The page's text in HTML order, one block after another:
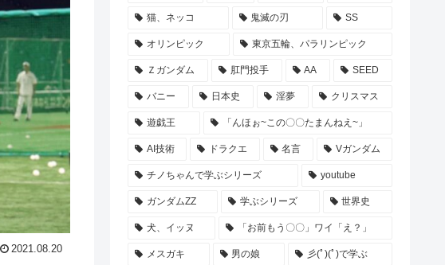
2021.08.20
猫、ネッコ 鬼滅の刃 SS
オリンピック 東京五輪、パラリンピック
Ｚガンダム 肛門投手 AA SEED
バニー 日本史 淫夢 クリスマス
遊戯王 「んほぉ~この〇〇たまんねえ~」
AI技術 ドラクエ 名言 Vガンダム
チノちゃんで学ぶシリーズ youtube
ガンダムZZ 学ぶシリーズ 世界史
犬、イッヌ 「お前もう〇〇」ワイ「え？」
メスガキ 男の娘 彡(ﾟ)(ﾟ)で学ぶ